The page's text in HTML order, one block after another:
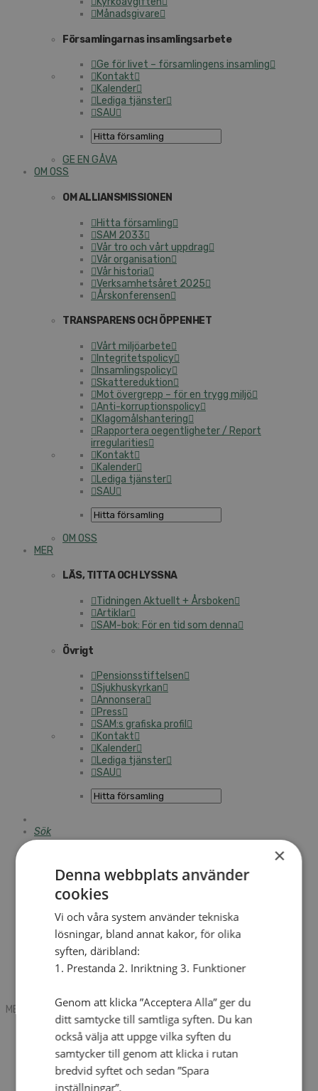
Månadsgivare
Församlingarnas insamlingsarbete
Ge för livet – församlingens insamling
Kontakt
Kalender
Lediga tjänster
SAU
GE EN GÅVA
OM OSS
OM ALLIANSMISSIONEN
Hitta församling
SAM 2033
Vår tro och vårt uppdrag
Vår organisation
Vår historia
Verksamhetsåret 2025
Årskonferensen
TRANSPARENS OCH ÖPPENHET
Vårt miljöarbete
Integritetspolicy
Insamlingspolicy
Skattereduktion
Mot övergrepp – för en trygg miljö
Anti-korruptionspolicy
Klagomålshantering
Rapportera oegentligheter / Report
irregularities
Kontakt
Kalender
Lediga tjänster
SAU
OM OSS
MER
LÄS, TITTA OCH LYSSNA
Tidningen Aktuellt + Årsboken
Artiklar
SAM-bok: För en tid som denna
Övrigt
Pensionsstiftelsen
Sjukhuskyrkan
Annonsera
Press
SAM:s grafiska profil
Kontakt
Kalender
Lediga tjänster
SAU
Sök
Mobile box
Kontakt
Tidning
Annonsera
Hitta församling
Press
SAU
Kalender
Lediga tjänster
MENU
MENU
Search mobile
English
Hej! Vad söker du?
Kontakt
Kalender
×
Denna webbplats använder
cookies
Vi och våra system använder tekniska
lösningar, bland annat kakor, för olika
syften, däribland:
1. Prestanda 2. Inriktning 3. Funktioner
Genom att klicka ”Acceptera Alla” ger du
ditt samtycke till samtliga syften. Du kan
också välja att uppge vilka syften du
samtycker till genom att klicka i rutan
bredvid syftet och sedan ”Spara
inställningar”.